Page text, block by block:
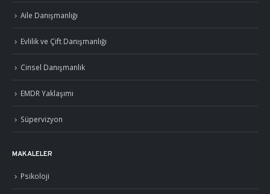
Aile Danışmanlığı
Evlilik ve Çift Danışmanlığı
Cinsel Danışmanlık
EMDR Yaklaşımı
Süpervizyon
MAKALELER
Psikoloji